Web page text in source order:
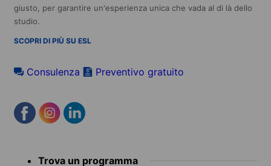
giusto, per garantire un'esperienza unica che vada al di là dello
studio.
SCOPRI DI PIÙ SU ESL
Consulenza Preventivo gratuito
menuTrova un programma